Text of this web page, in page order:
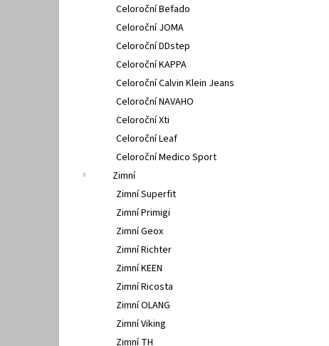
Celoroční Befado
Celoroční JOMA
Celoroční DDstep
Celoroční KAPPA
Celoroční Calvin Klein Jeans
Celoroční NAVAHO
Celoroční Xti
Celoroční Leaf
Celoroční Medico Sport
Zimní
Zimní Superfit
Zimní Primigi
Zimní Geox
Zimní Richter
Zimní KEEN
Zimní Ricosta
Zimní OLANG
Zimní Viking
Zimní TH